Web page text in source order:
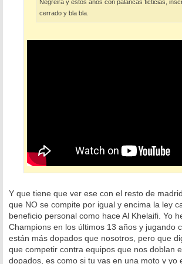
Negreira y estos años con palancas ficticias,
cerrado y bla bla.
Y que tiene que ver ese con el resto de
que NO se compite por igual y encima la ley
beneficio personal como hace Al Khelaifi. Yo
Champions en los últimos 13 años y jugando
están más dopados que nosotros, pero que
que competir contra equipos que nos doblan
dopados, es como si tu vas en una moto y yo